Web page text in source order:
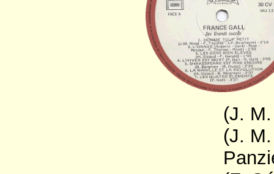
(J.
(J.